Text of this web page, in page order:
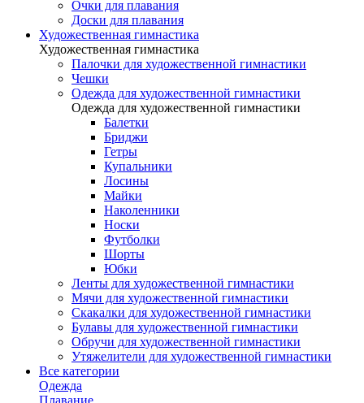
Очки для плавания
Доски для плавания
Художественная гимнастика
Художественная гимнастика
Палочки для художественной гимнастики
Чешки
Одежда для художественной гимнастики
Одежда для художественной гимнастики
Балетки
Бриджи
Гетры
Купальники
Лосины
Майки
Наколенники
Носки
Футболки
Шорты
Юбки
Ленты для художественной гимнастики
Мячи для художественной гимнастики
Скакалки для художественной гимнастики
Булавы для художественной гимнастики
Обручи для художественной гимнастики
Утяжелители для художественной гимнастики
Все категории
Одежда
Плавание